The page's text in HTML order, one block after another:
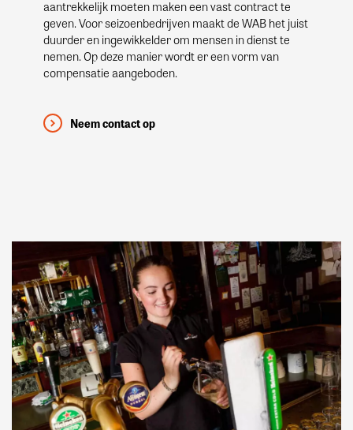
aantrekkelijk moeten maken een vast contract te
geven. Voor seizoenbedrijven maakt de WAB het juist
duurder en ingewikkelder om mensen in dienst te
nemen. Op deze manier wordt er een vorm van
compensatie aangeboden.
Neem contact op